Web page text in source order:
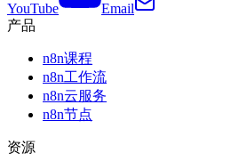
YouTube
Email
产品
n8n课程
n8n工作流
n8n云服务
n8n节点
资源